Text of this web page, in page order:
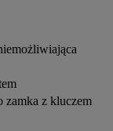
zamka z kluczem